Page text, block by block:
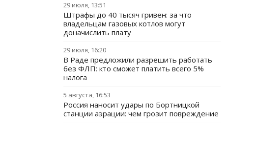
29 июля, 13:51
Штрафы до 40 тысяч гривен: за что
владельцам газовых котлов могут
доначислить плату
29 июля, 16:20
В Раде предложили разрешить работать
без ФЛП: кто сможет платить всего 5%
налога
5 августа, 16:53
Россия наносит удары по Бортницкой
станции аэрации: чем грозит повреждение